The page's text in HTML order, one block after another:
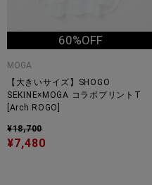
60%OFF
MOGA
【大きいサイズ】SHOGO
SEKINE×MOGA コラボプリントT
[Arch ROGO]
¥18,700
¥7,480